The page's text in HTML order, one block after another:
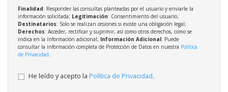
Finalidad: Responder las consultas planteadas por el usuario y enviarle la
información solicitada; Legitimación: Consentimiento del usuario;
Destinatarios: Solo se realizan cesiones si existe una obligación legal;
Derechos: Acceder, rectificar y suprimir, así como otros derechos, como se
indica en la información adicional; Información Adicional: Puede
consultar la información completa de Protección de Datos en nuestra Política
de Privacidad.
He leído y acepto la Política de Privacidad.